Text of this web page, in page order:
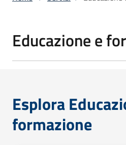
Educazione e
Esplora
formazione